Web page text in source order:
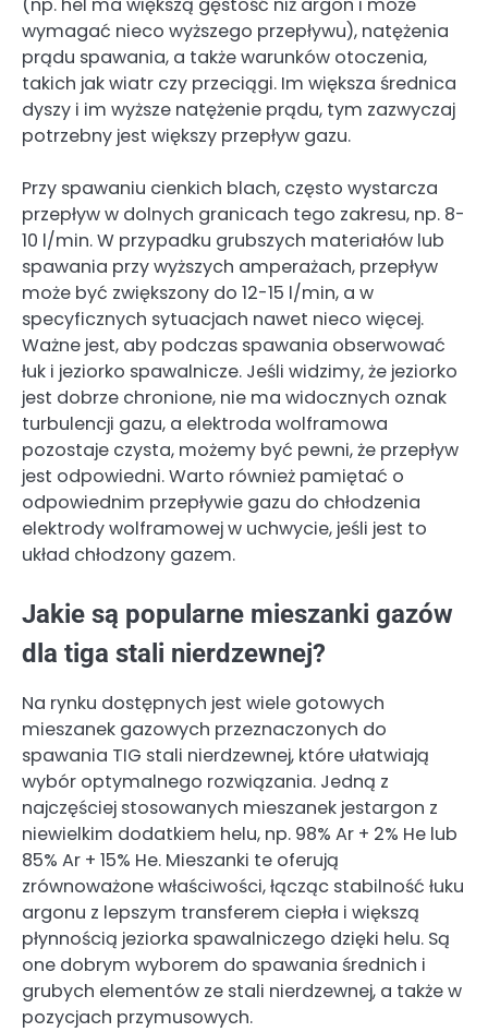
(np. hel ma większą gęstość niż argon i może
wymagać nieco wyższego przepływu), natężenia
prądu spawania, a także warunków otoczenia,
takich jak wiatr czy przeciągi. Im większa średnica
dyszy i im wyższe natężenie prądu, tym zazwyczaj
potrzebny jest większy przepływ gazu.
Przy spawaniu cienkich blach, często wystarcza
przepływ w dolnych granicach tego zakresu, np. 8-
10 l/min. W przypadku grubszych materiałów lub
spawania przy wyższych amperażach, przepływ
może być zwiększony do 12-15 l/min, a w
specyficznych sytuacjach nawet nieco więcej.
Ważne jest, aby podczas spawania obserwować
łuk i jeziorko spawalnicze. Jeśli widzimy, że jeziorko
jest dobrze chronione, nie ma widocznych oznak
turbulencji gazu, a elektroda wolframowa
pozostaje czysta, możemy być pewni, że przepływ
jest odpowiedni. Warto również pamiętać o
odpowiednim przepływie gazu do chłodzenia
elektrody wolframowej w uchwycie, jeśli jest to
układ chłodzony gazem.
Jakie są popularne mieszanki gazów
dla tiga stali nierdzewnej?
Na rynku dostępnych jest wiele gotowych
mieszanek gazowych przeznaczonych do
spawania TIG stali nierdzewnej, które ułatwiają
wybór optymalnego rozwiązania. Jedną z
najczęściej stosowanych mieszanek jestargon z
niewielkim dodatkiem helu, np. 98% Ar + 2% He lub
85% Ar + 15% He. Mieszanki te oferują
zrównoważone właściwości, łącząc stabilność łuku
argonu z lepszym transferem ciepła i większą
płynnością jeziorka spawalniczego dzięki helu. Są
one dobrym wyborem do spawania średnich i
grubych elementów ze stali nierdzewnej, a także w
pozycjach przymusowych.